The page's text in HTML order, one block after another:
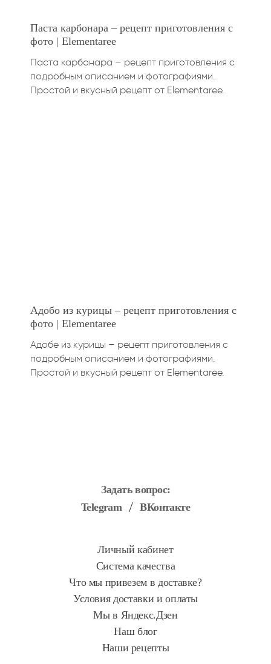
Паста карбонара – рецепт приготовления с
фото | Elementaree
Паста карбонара – рецепт приготовления с
подробным описанием и фотографиями.
Простой и вкусный рецепт от Elementaree.
Адобо из курицы – рецепт приготовления с
фото | Elementaree
Адобе из курицы – рецепт приготовления с
подробным описанием и фотографиями.
Простой и вкусный рецепт от Elementaree.
Задать вопрос:
Telegram
ВКонтакте
Личный кабинет
Система качества
Что мы привезем в доставке?
Условия доставки и оплаты
Мы в Яндекс.Дзен
Наш блог
Наши рецепты